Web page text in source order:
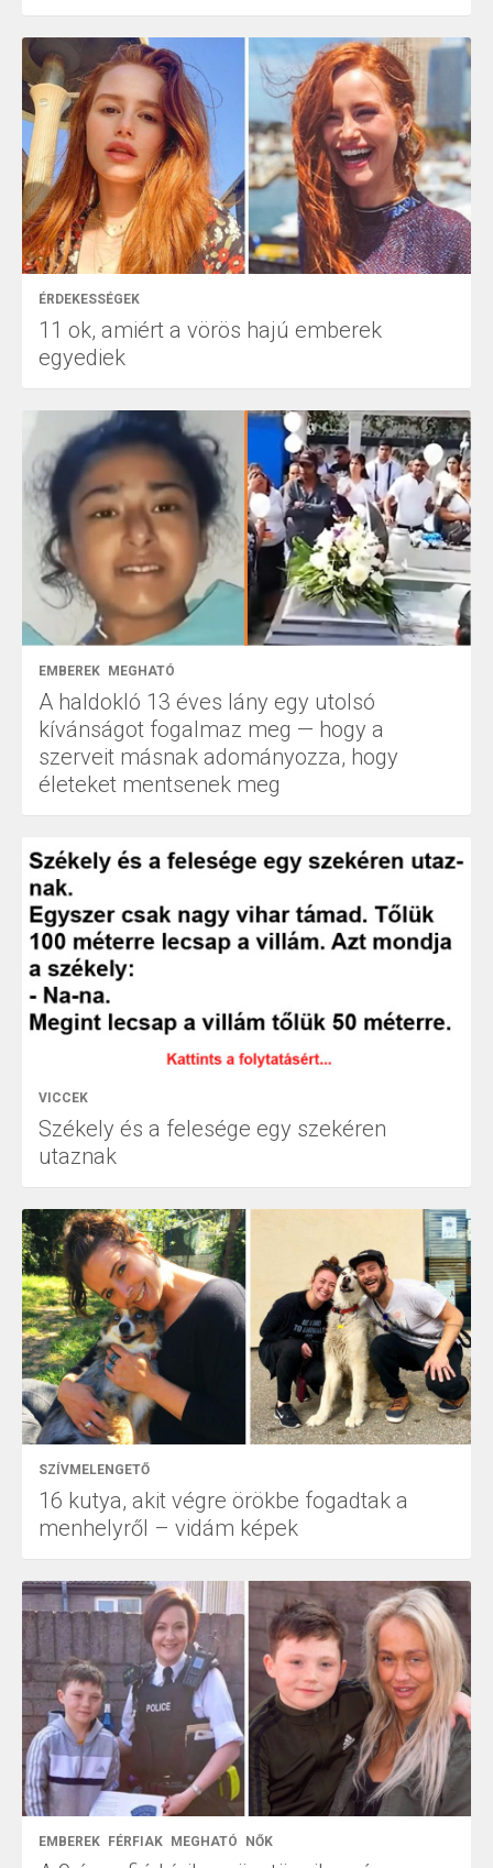
ÉRDEKESSÉGEK
11 ok, amiért a vörös hajú emberek
egyediek
EMBEREK MEGHATÓ
A haldokló 13 éves lány egy utolsó
kívánságot fogalmaz meg — hogy a
szerveit másnak adományozza, hogy
életeket mentsenek meg
VICCEK
Székely és a felesége egy szekéren
utaznak
SZÍVMELENGETŐ
16 kutya, akit végre örökbe fogadtak a
menhelyről – vidám képek
EMBEREK FÉRFIAK MEGHATÓ NŐK